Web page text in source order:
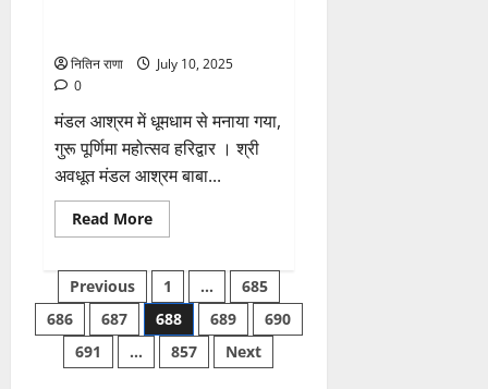
मुकुल
चौहान
नितिन राणा
July 10, 2025
0
मंडल आश्रम में धूमधाम से मनाया गया,
गुरू पूर्णिमा महोत्सव हरिद्वार । श्री
अवधूत मंडल आश्रम बाबा...
Read MoreRead
more
प्रति
आभार
व्यक्त
करने
पर्व
Posts
pagination
Previous 1 …
685
686
687 688 689
690
691
… 857 Next